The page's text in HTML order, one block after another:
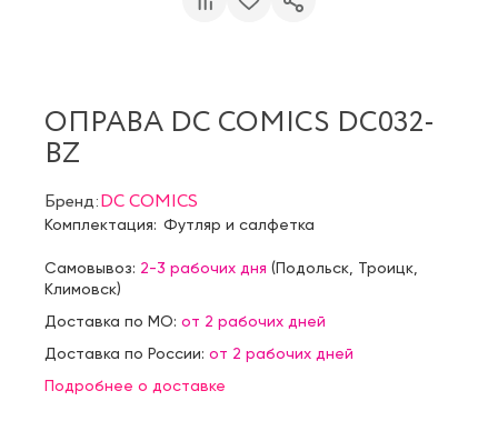
ОПРАВА DC COMICS DC032-
BZ
Бренд:DC COMICS
Комплектация: Футляр и салфетка
Самовывоз: 2-3 рабочих дня (Подольск Троицк
Климовск)
Доставка по МО: от 2 рабочих дней
Доставка по России: от 2 рабочих дней
Подробнее о доставке